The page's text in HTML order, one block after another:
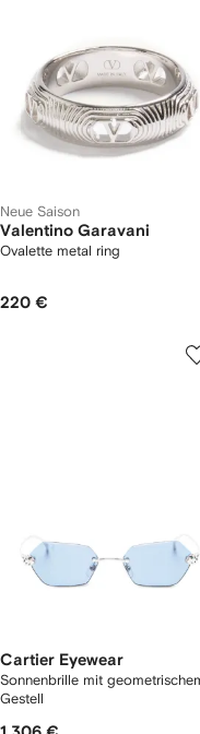
Neue Saison
Valentino Garavani
Ovalette metal ring
220 €
Cartier Eyewear
Sonnenbrille mit
Gestell